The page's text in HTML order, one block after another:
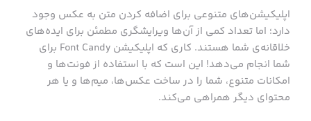
اپلیکیشن‌های متنوعی برای اضافه کردن متن به عکس وجود
دارد؛ اما تعداد کمی از آن‌ها ویرایشگری مطمئن برای ایده‌های
خلاقانه‌ی شما هستند. کاری که اپلیکیشن Font Candy برای
شما انجام می‌دهد! این است که با استفاده از فونت‌ها و
امکانات متنوع، شما را در ساخت عکس‌ها، میم‌ها و یا هر
محتوای دیگر همراهی می‌کند.